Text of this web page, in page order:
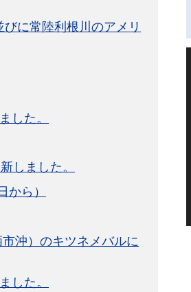
に常陸利根川のアメリ
した。
しました。
ら）
沖）のキツネメバルに
した。